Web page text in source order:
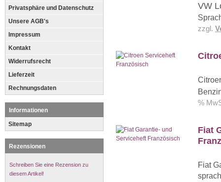
Privatsphäre und Datenschutz
Unsere AGB's
Impressum
Kontakt
Widerrufsrecht
Lieferzeit
Rechnungsdaten
Informationen
Sitemap
Rezensionen
Schreiben Sie eine Rezension zu
diesem Artikel!
VW
zzgl.
%
Fiat
Fiat